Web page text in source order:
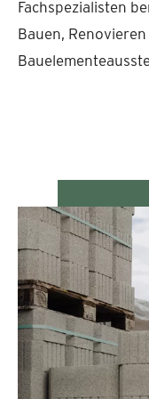
Fachspezialisten
Bauen,